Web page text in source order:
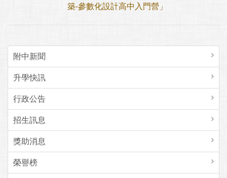
築-參數化設計高中入門營」
附中新聞
升學快訊
行政公告
招生訊息
獎助消息
榮譽榜